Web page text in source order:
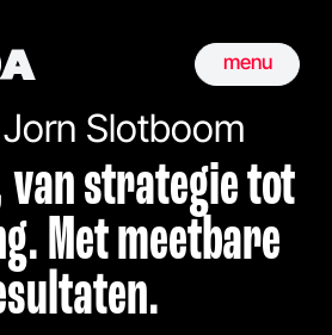
Slotboom
van strategie tot
Met meetbare
menu